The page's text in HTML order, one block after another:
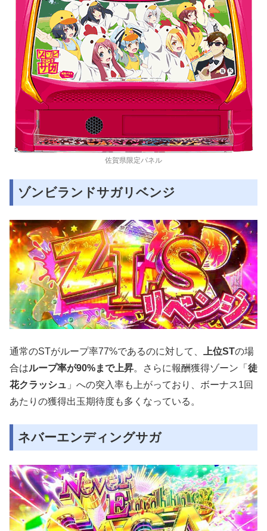
佐賀県限定パネル
ゾンビランドサガリベンジ
通常のSTがループ率77%であるのに対して、 上位STの場
合はループ率が90%まで上昇。さらに報酬獲得ゾーン「 徒
花クラッシュ 」への突入率も上がっており、ボーナス1回
あたりの獲得出玉期待度も多くなっている。
ネバーエンディングサガ